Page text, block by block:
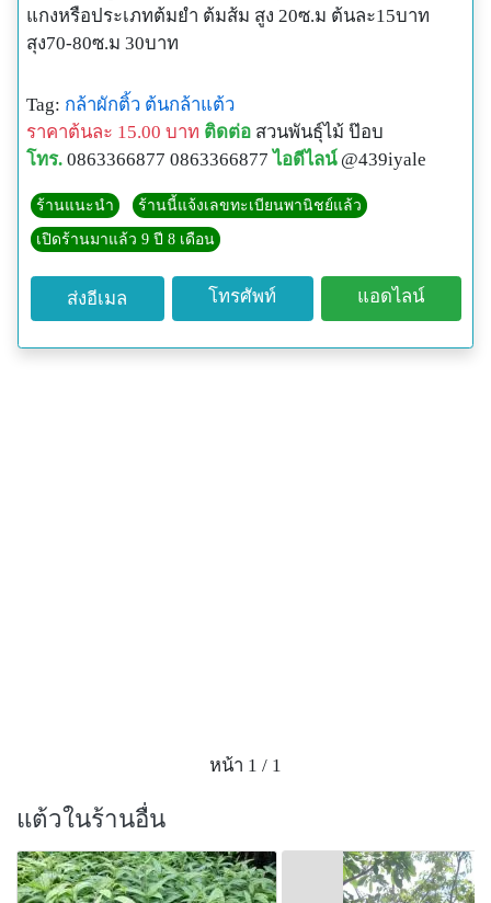
แกงหรือประเภทต้มยำ ต้มส้ม สูง 20ซ.ม ต้นละ15บาท
สุง70-80ซ.ม 30บาท
Tag: กล้าผักติ้ว ต้นกล้าแต้ว
ราคาต้นละ 15.00 บาท ติดต่อ สวนพันธุ์ไม้ ป๊อบ
โทร. 0863366877 0863366877 ไอดีไลน์ @439iyale
ร้านแนะนำ ร้านนี้แจ้งเลขทะเบียนพานิชย์แล้ว
เปิดร้านมาแล้ว 9 ปี 8 เดือน
ส่งอีเมล โทรศัพท์ แอดไลน์
หน้า 1 / 1
แต้วในร้านอื่น